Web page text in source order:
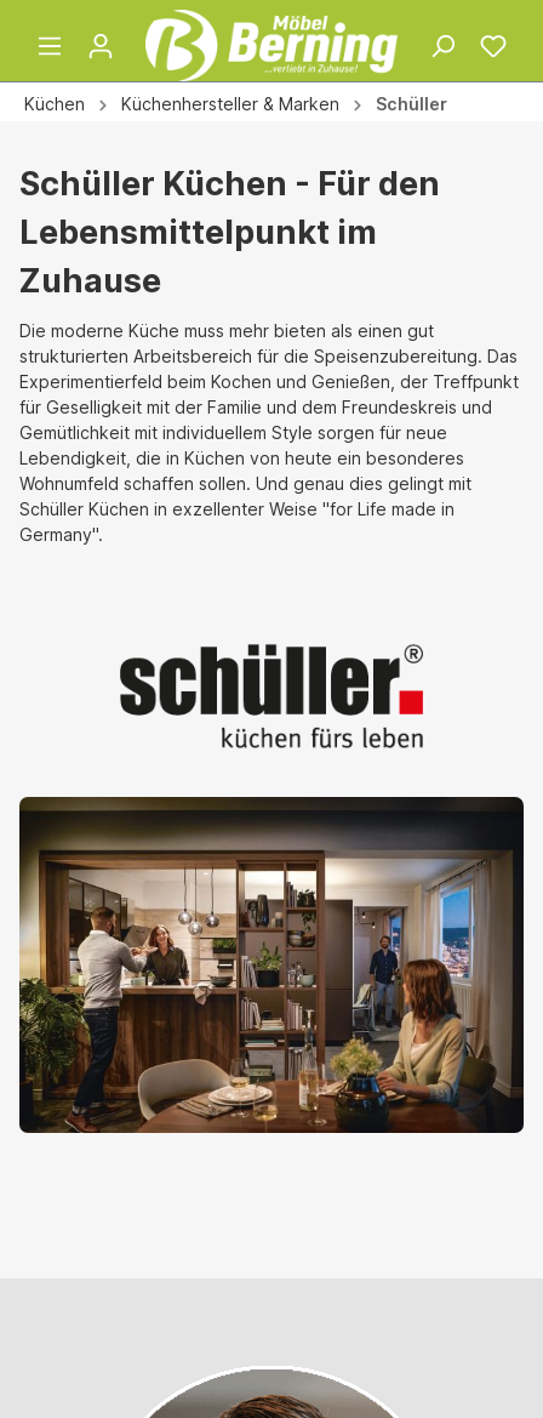
Küchen Küchenhersteller & Marken Schüller
Schüller Küchen - Für den
Lebensmittelpunkt im
Zuhause
Die moderne Küche muss mehr bieten als einen gut
strukturierten Arbeitsbereich für die Speisenzubereitung. Das
Experimentierfeld beim Kochen und Genießen, der Treffpunkt
für Geselligkeit mit der Familie und dem Freundeskreis und
Gemütlichkeit mit individuellem Style sorgen für neue
Lebendigkeit, die in Küchen von heute ein besonderes
Wohnumfeld schaffen sollen. Und genau dies gelingt mit
Schüller Küchen in exzellenter Weise "for Life made in
Germany".